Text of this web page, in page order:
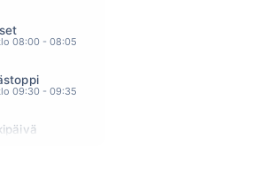
08:00 - 08:05
09:30 - 09:35